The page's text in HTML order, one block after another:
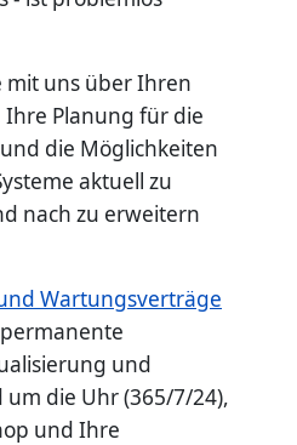
mit uns über Ihren
Planung für die
die Möglichkeiten
aktuell zu
nach zu erweitern
Wartungsverträge
und
die Uhr (365/7/24),
und Ihre